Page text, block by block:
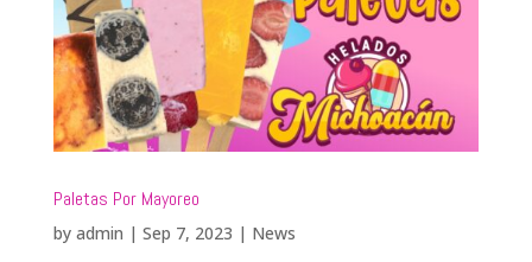
Paletas Por Mayoreo
by admin | Sep 7, 2023 | News